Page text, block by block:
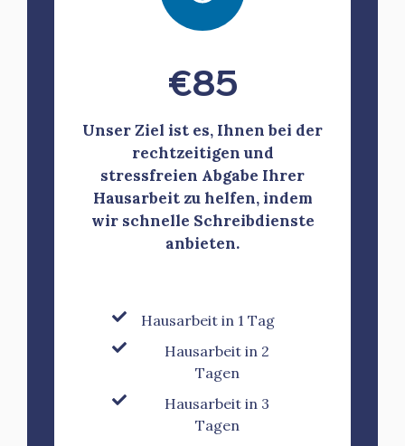
€85
Unser Ziel ist es, Ihnen bei der
rechtzeitigen und
stressfreien Abgabe Ihrer
Hausarbeit zu helfen, indem
wir schnelle Schreibdienste
anbieten.
Hausarbeit in 1 Tag
Hausarbeit in 2
Tagen
Hausarbeit in 3
Tagen